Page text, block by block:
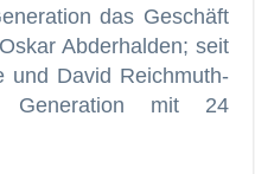
das Geschäft
Abderhalden; seit
und David Reichmuth-
Generation mit 24